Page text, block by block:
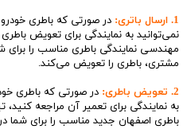
1. ارسال باتری:
در صورتی که باطری
نمی‌توانید به نمایندگی برای تعویض
مهندسی نمایندگی باطری مناسب را برای
مشتری، باطری را تعویض می‌کند.
2. تعویض باطری:
در صورتی که باطری
به نمایندگی برای تعمیر آن مراجعه
باطری اصفهان جدید مناسب را برای